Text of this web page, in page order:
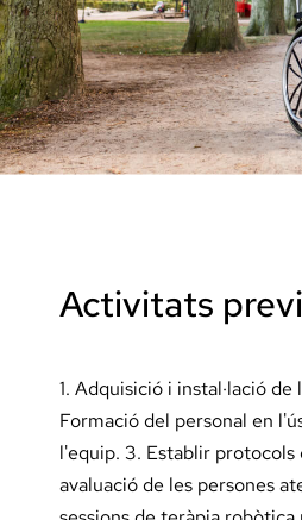
Activitats
1. Adquisició i instal·lació
Formació del personal en
l'equip. 3. Establir protocols
avaluació de les persones